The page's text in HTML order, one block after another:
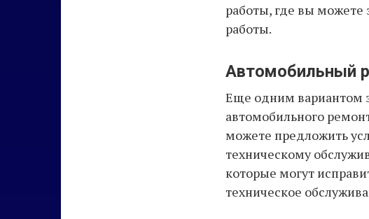
работы, где вы можете
работы.
Автомобильный
Еще одним вариантом
автомобильного
можете предложить
техническому
которые могут
техническое